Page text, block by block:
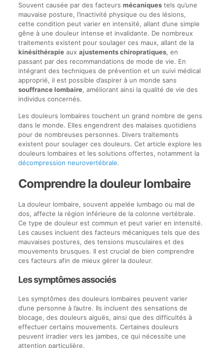
Souvent causée par des facteurs mécaniquestels qu’une
mauvaise posture, l’inactivité physique ou des lésions,
cette condition peut varier en intensité, allant d’une simple
gêne à une douleur intense et invalidante. De nombreux
traitements existent pour soulager ces maux, allant de la
kinésithérapieaux ajustements chiropratiques, en
passant par des recommandations de mode de vie. En
intégrant des techniques de prévention et un suivi médical
approprié, il est possible d’aspirer à un monde sans
souffrance lombaire, améliorant ainsi la qualité de vie des
individus concernés.
Les douleurs lombaires touchent un grand nombre de gens
dans le monde. Elles engendrent des malaises quotidiens
pour de nombreuses personnes. Divers traitements
existent pour soulager ces douleurs. Cet article explore les
douleurs lombaires et les solutions offertes, notamment la
décompression neurovertébrale.
Comprendre la douleur lombaire
La douleur lombaire, souvent appelée lumbago ou mal de
dos, affecte la région inférieure de la colonne vertébrale.
Ce type de douleur est commun et peut varier en intensité.
Les causes incluent des facteurs mécaniques tels que des
mauvaises postures, des tensions musculaires et des
mouvements brusques. Il est crucial de bien comprendre
ces facteurs afin de mieux gérer la douleur.
Les symptômes associés
Les symptômes des douleurs lombaires peuvent varier
d’une personne à l’autre. Ils incluent des sensations de
blocage, des douleurs aiguës, ainsi que des difficultés à
effectuer certains mouvements. Certaines douleurs
peuvent irradier vers les jambes, ce qui nécessite une
attention particulière.